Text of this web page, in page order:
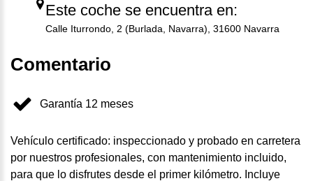
Este coche se encuentra en:
Calle Iturrondo, 2 (Burlada, Navarra), 31600 Navarra
Comentario
Garantía 12 meses
Vehículo certificado: inspeccionado y probado en carretera
por nuestros profesionales, con mantenimiento incluido,
para que lo disfrutes desde el primer kilómetro. Incluye